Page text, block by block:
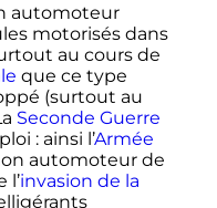
automoteur
motorisés dans
au cours de
que ce type
(surtout au
Seconde Guerre
: ainsi l’Armée
automoteur de
l’invasion de la